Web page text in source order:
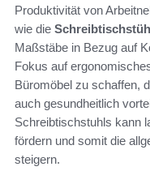
Produktivität von
wie die
Maßstäbe in Bezug auf
Fokus auf
Büromöbel zu schaffen,
auch gesundheitlich
Schreibtischstuhls kann
fördern und somit die
steigern.